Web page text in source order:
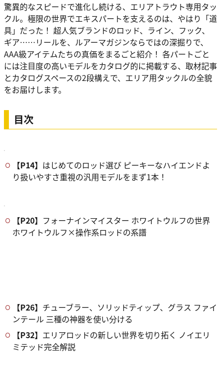
驚異的なスピードで進化し続ける、エリアトラウト専用タッ
クル。極限の世界でエキスパートを支えるのは、やはり「道
具」だった！ 超人気ブランドのロッド、ライン、フック、
ギア……リールを、ルアーマガジンならではの深掘りで、
AAA級アイテムたちの真価をまるごと紹介！ 各パートごと
には注目度の高いモデルをカタログ的に掲載する、取材記事
とカタログスペースの2段構えで、エリア用タックルの全貌
をお届けします。
目次
【P14】 はじめてのロッド選び ピーキーなハイエンドよ
り扱いやすさ重視の汎用モデルをまず1本！
【P20】 フォーナインマイスター ホワイトウルフの世界
ホワイトウルフ×操作系ロッドの系譜
【P26】 チューブラー、ソリッドティップ、グラス ファイ
ンテール 三種の神器を使い分ける
【P32】 エリアロッドの新しい世界を切り拓く ノイエリ
ミテッド完全解説